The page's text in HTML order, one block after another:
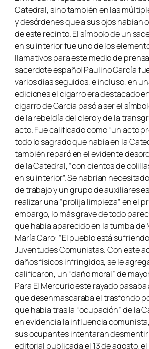
Catedral, sino también en las
y desórdenes que a sus ojos habían
de este recinto. El símbolo de un
en su interior fue uno de los
llamativos para este medio de
sacerdote español Paulino García
varios días seguidos, e incluso, en
ediciones el cigarro era destacado
cigarro de García pasó a ser el
de la rebeldía del clero y de la
acto. Fue calificado como “un acto
todo lo sagrado que había en la
también reparó en el evidente
de la Catedral, “con cientos de
en su interior”. Se habrían
de trabajo y un grupo de auxiliares
realizar una “prolija limpieza” en el
embargo, lo más grave de todo
que había aparecido en la tumba de
María Caro: “El pueblo está
Juventudes Comunistas. Con este
daños físicos infringidos, se le
calificaron, un “daño moral” de
Para El Mercurio este rayado pasaba
que desenmascaraba el trasfondo
que había tras la “ocupación” de la
en evidencia la influencia
sus ocupantes intentaran
editorial publicada el 13 de agosto,